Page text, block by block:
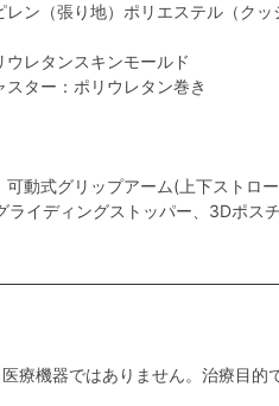
ン（張り地）ポリエステル（クッ
レタンスキンモールド
ター：ポリウレタン巻き
動式グリップアーム(上下ストロ
イディングストッパー、3Dポス
療機器ではありません。治療目的